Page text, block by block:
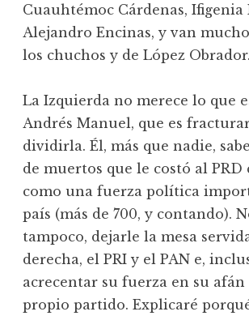
Cuauhtémoc Cárdenas, Ifigenia
Alejandro Encinas, y van
los chuchos y de López Obrador.
La Izquierda no merece lo que
Andrés Manuel, que es
dividirla. Él, más que nadie,
de muertos que le costó al PRD
como una fuerza política
país (más de 700, y contando).
tampoco, dejarle la mesa
derecha, el PRI y el PAN e,
acrecentar su fuerza en su afán
propio partido. Explicaré